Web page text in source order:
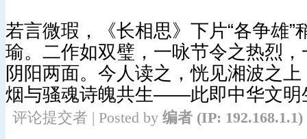
若言微瑕，《长相思》下片“各争雄
瑜。二作如双璧，一咏节令之热烈
阴阳两面。今人读之，恍见湘波之
烟与骚魂诗魄共生——此即中华文明
评论提交者 | Posted by 编者 (IP: 192.168.1.1)